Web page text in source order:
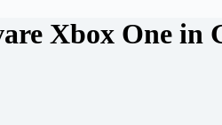
Xbox One in